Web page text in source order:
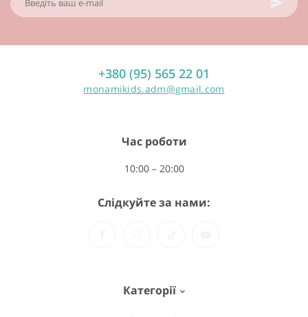
+380 (95) 565 22 01
monamikids.adm@gmail.com
Категорії
Час роботи
10:00 – 20:00
Слідкуйте за нами: